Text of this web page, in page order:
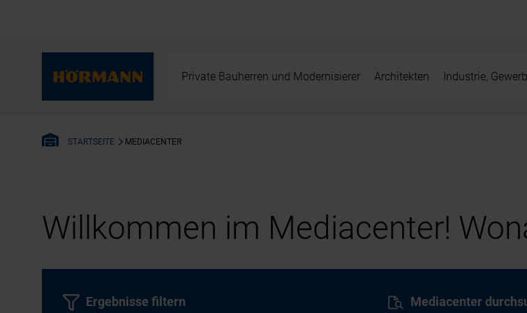
Private Bauherren und Modernisierer Architekten Industrie,
STARTSEITE MEDIACENTER
Willkommen im Mediacenter!
Mediacenter
Ergebnisse filtern